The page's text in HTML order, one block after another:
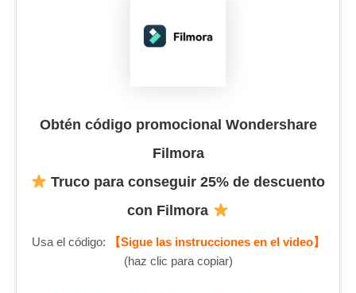
Obtén código promocional Wondershare
Filmora
Truco para conseguir 25% de descuento
con Filmora
Usa el código:
【Sigue las instrucciones en el video】
(haz clic para copiar)